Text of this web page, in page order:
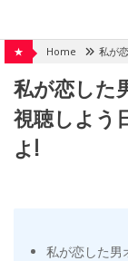
content
★ Home 私が
私が恋した
視聴しよう
よ!
私が恋した男